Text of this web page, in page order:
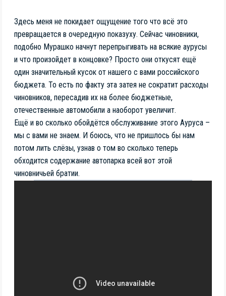
Здесь меня не покидает ощущение того что всё это
превращается в очередную показуху. Сейчас чиновники,
подобно Мурашко начнут перепрыгивать на всякие аурусы
и что произойдет в концовке? Просто они откусят ещё
один значительный кусок от нашего с вами российского
бюджета. То есть по факту эта затея не сократит расходы
чиновников, пересадив их на более бюджетные,
отечественные автомобили а наоборот увеличит.
Ещё и во сколько обойдётся обслуживание этого Ауруса –
мы с вами не знаем. И боюсь, что не пришлось бы нам
потом лить слёзы, узнав о том во сколько теперь
обходится содержание автопарка всей вот этой
чиновничьей братии.